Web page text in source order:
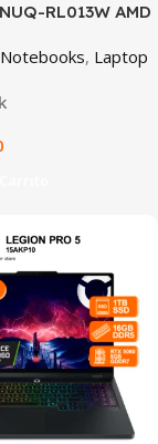
RL013W AMD
6GB 16″ FHD
11
Y MOUSE
RL013W)
, Laptop